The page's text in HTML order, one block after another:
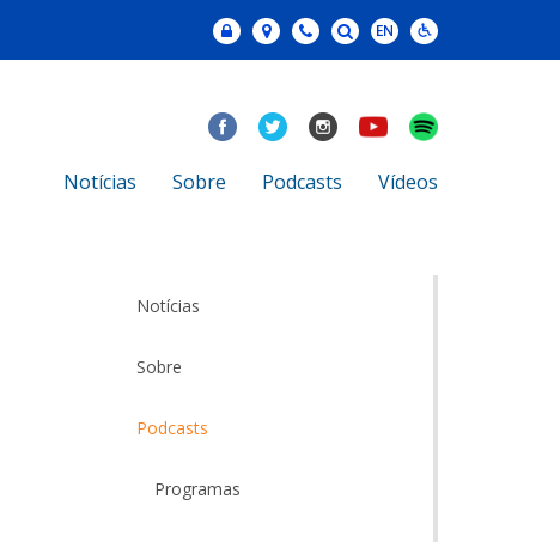
Notícias Sobre Podcasts Vídeos
Notícias
Sobre
Podcasts
Programas